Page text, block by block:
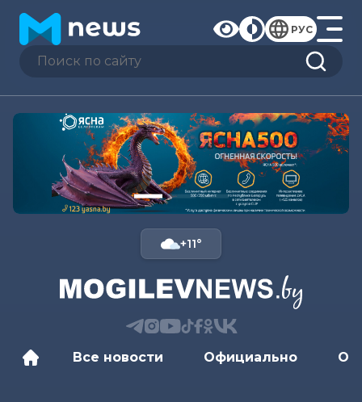
РУС
+11°
Все новости Официально